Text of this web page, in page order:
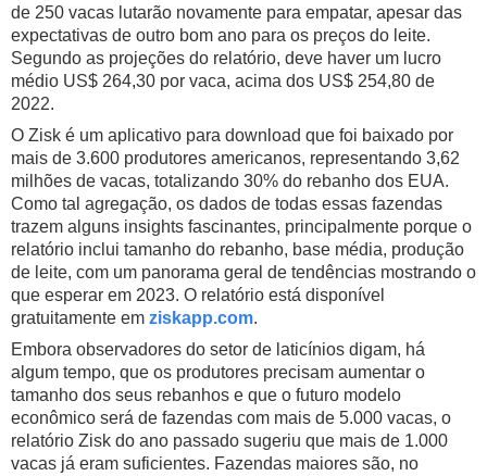
de 250 vacas lutarão novamente para empatar, apesar das
expectativas de outro bom ano para os preços do leite.
Segundo as projeções do relatório, deve haver um lucro
médio US$ 264,30 por vaca, acima dos US$ 254,80 de
2022.
O Zisk é um aplicativo para download que foi baixado por
mais de 3.600 produtores americanos, representando 3,62
milhões de vacas, totalizando 30% do rebanho dos EUA.
Como tal agregação, os dados de todas essas fazendas
trazem alguns insights fascinantes, principalmente porque o
relatório inclui tamanho do rebanho, base média, produção
de leite, com um panorama geral de tendências mostrando o
que esperar em 2023. O relatório está disponível
gratuitamente em ziskapp.com.
Embora observadores do setor de laticínios digam, há
algum tempo, que os produtores precisam aumentar o
tamanho dos seus rebanhos e que o futuro modelo
econômico será de fazendas com mais de 5.000 vacas, o
relatório Zisk do ano passado sugeriu que mais de 1.000
vacas já eram suficientes. Fazendas maiores são, no